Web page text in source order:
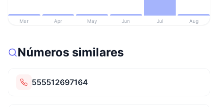
Mar Apr May Jun Jul Aug
Números similares
555512697164